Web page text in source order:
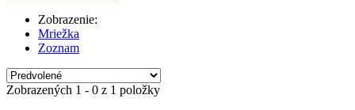
Zobrazenie:
Mriežka
Zoznam
Zobrazených 1 - 0 z 1 položky